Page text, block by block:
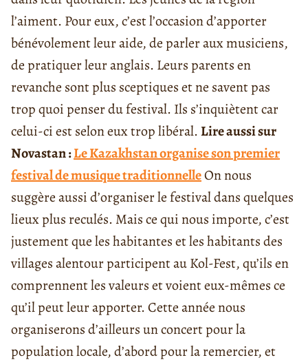
l’aiment. Pour eux, c’est l’occasion d’apporter
bénévolement leur aide, de parler aux musiciens,
de pratiquer leur anglais. Leurs parents en
revanche sont plus sceptiques et ne savent pas
trop quoi penser du festival. Ils s’inquiètent car
celui-ci est selon eux trop libéral. Lire aussi sur
Novastan :Le Kazakhstan organise son premier
festival de musique traditionnelleOn nous
suggère aussi d’organiser le festival dans quelques
lieux plus reculés. Mais ce qui nous importe, c’est
justement que les habitantes et les habitants des
villages alentour participent au Kol-Fest, qu’ils en
comprennent les valeurs et voient eux-mêmes ce
qu’il peut leur apporter. Cette année nous
organiserons d’ailleurs un concert pour la
population locale, d’abord pour la remercier, et